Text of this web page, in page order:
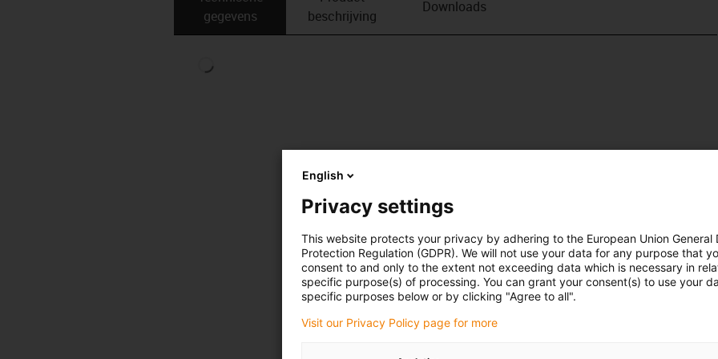
gegevens
beschrijving
Downloads
English
Privacy settings
This website protects your privacy by adhering to the European Union General
Protection Regulation (GDPR). We will not use your data for any purpose that
consent to and only to the extent not exceeding data which is necessary in
specific purpose(s) of processing. You can grant your consent(s) to use your
specific purposes below or by clicking "Agree to all".
Visit our Privacy Policy page for more